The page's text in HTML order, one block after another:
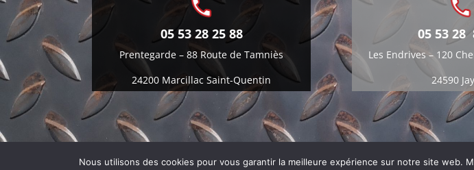
05 53 28 25 88
Prentegarde –88 Route de Tamniès
24200 Marcillac Saint-Quentin
05 53 28
Les Endrives – 120
24590
Nous utilisons des cookies pour vous garantir la meilleure expérience sur notre site web.